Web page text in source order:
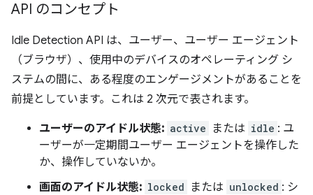
API のコンセプト
Idle Detection API は、ユーザー、ユーザー エージェント
（ブラウザ）、使用中のデバイスのオペレーティング シ
ステムの間に、ある程度のエンゲージメントがあることを
前提としています。これは 2 次元で表されます。
ユーザーのアイドル状態: active または idle : ユ
ーザーが一定期間ユーザー エージェントを操作した
か、操作していないか。
画面のアイドル状態: locked または unlocked : シ